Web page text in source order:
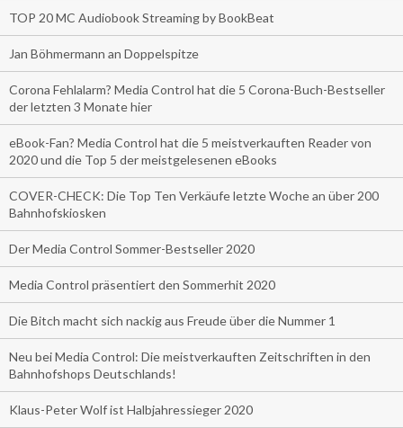
TOP 20 MC Audiobook Streaming by BookBeat
Jan Böhmermann an Doppelspitze
Corona Fehlalarm? Media Control hat die 5 Corona-Buch-Bestseller
der letzten 3 Monate hier
eBook-Fan? Media Control hat die 5 meistverkauften Reader von
2020 und die Top 5 der meistgelesenen eBooks
COVER-CHECK: Die Top Ten Verkäufe letzte Woche an über 200
Bahnhofskiosken
Der Media Control Sommer-Bestseller 2020
Media Control präsentiert den Sommerhit 2020
Die Bitch macht sich nackig aus Freude über die Nummer 1
Neu bei Media Control: Die meistverkauften Zeitschriften in den
Bahnhofshops Deutschlands!
Klaus-Peter Wolf ist Halbjahressieger 2020